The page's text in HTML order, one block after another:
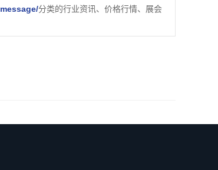
message/分类的行业资讯、价格行情、展会